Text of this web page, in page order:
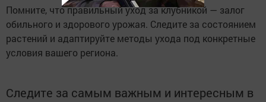
Помните, что правильный уход за клубникой — залог
обильного и здорового урожая. Следите за состоянием
растений и адаптируйте методы ухода под конкретные
условия вашего региона.
Следите за самым важным и интересным в